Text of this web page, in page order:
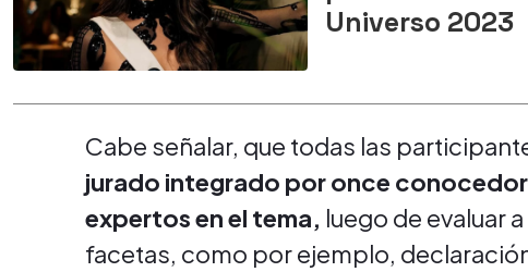
Universo 2023
Cabe señalar, que todas las
jurado integrado por once
expertos en el tema, luego de evaluar
facetas, como por ejemplo,